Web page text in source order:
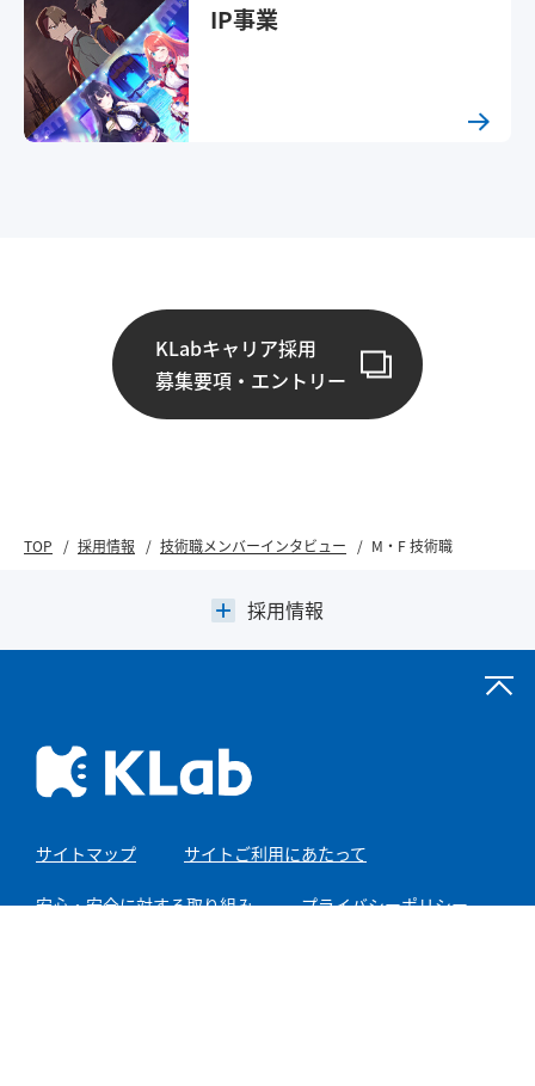
採用情報
IP事業
KLabキャリア採用
募集要項・エントリー
TOP 採用情報 技術職メンバーインタビュー M・F 技術職
サイトマップ サイトご利用にあたって
安心・安全に対する取り組み プライバシーポリシー